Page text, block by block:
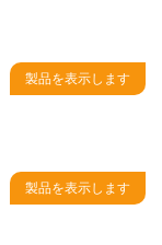
製品を表示します
製品を表示します